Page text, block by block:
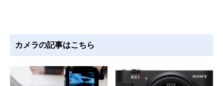
カメラの記事はこちら